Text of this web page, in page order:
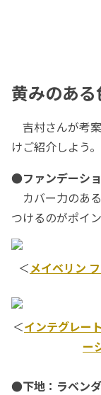
黄みのある
吉村さんが考
けご紹介しよう。
●ファンデーシ
カバー力のあ
つけるのがポイン
＜メイベリン
＜インテグレー
ー
●下地：ラベン